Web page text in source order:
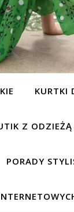
KURTKI
Z ODZIEŻĄ
PORADY